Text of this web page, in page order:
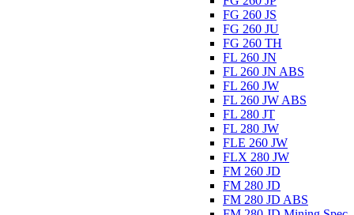
FG 260 JS
FG 260 JU
FG 260 TH
FL 260 JN
FL 260 JN ABS
FL 260 JW
FL 260 JW ABS
FL 280 JT
FL 280 JW
FLE 260 JW
FLX 280 JW
FM 260 JD
FM 280 JD
FM 280 JD ABS